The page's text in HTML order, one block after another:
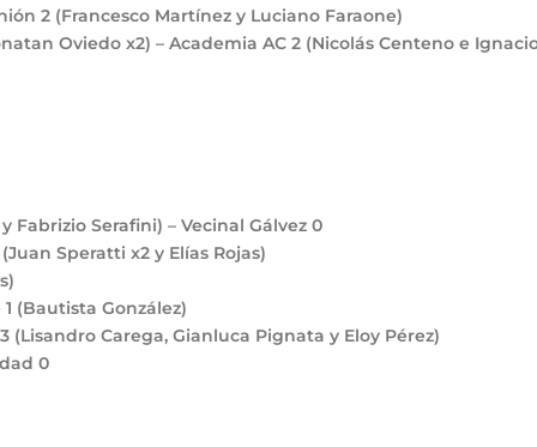
2 (Francesco Martínez y Luciano Faraone)
Oviedo x2) – Academia AC 2 (Nicolás Centeno e
Fabrizio Serafini) – Vecinal Gálvez 0
(Juan Speratti x2 y Elías Rojas)
1 (Bautista González)
3 (Lisandro Carega, Gianluca Pignata y Eloy Pérez)
0